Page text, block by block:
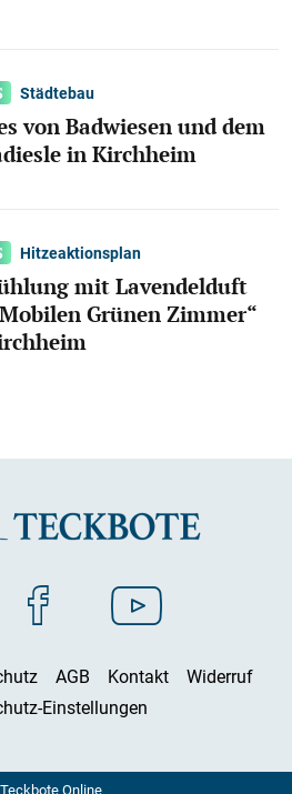
Städtebau
von Badwiesen und dem
in Kirchheim
Hitzeaktionsplan
mit Lavendelduft
Grünen Zimmer“
AGB Kontakt
Widerruf
Einstellungen
Online